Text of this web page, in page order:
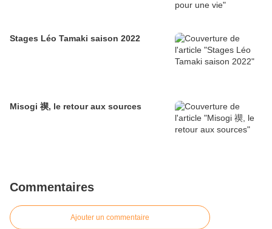
Stages Léo Tamaki saison 2022
Misogi 禊, le retour aux sources
Commentaires
Ajouter un commentaire